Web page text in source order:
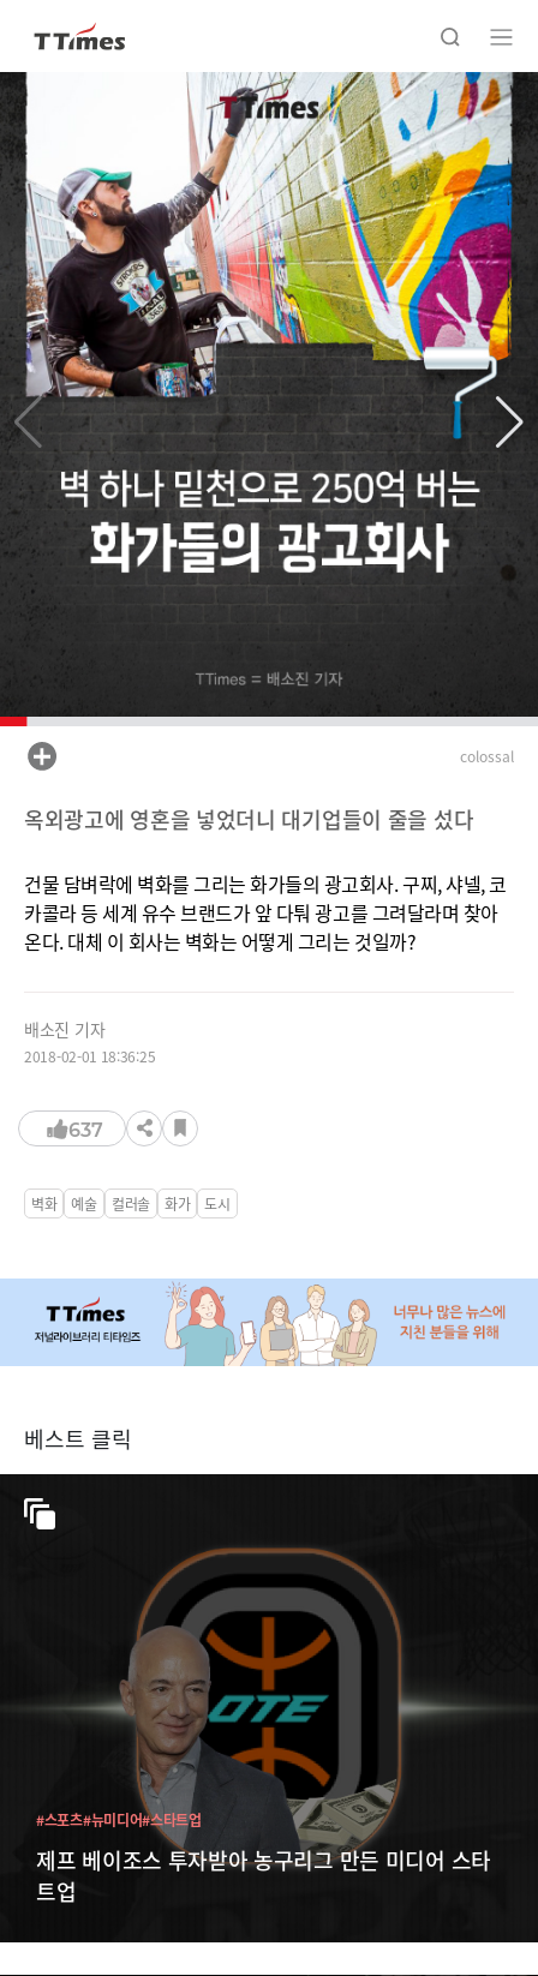
colossal
옥외광고에 영혼을 넣었더니 대기업들이 줄을 섰다
건물 담벼락에 벽화를 그리는 화가들의 광고회사. 구찌, 샤넬, 코
카콜라 등 세계 유수 브랜드가 앞 다퉈 광고를 그려달라며 찾아
온다. 대체 이 회사는 벽화는 어떻게 그리는 것일까?
배소진 기자
2018-02-01 18:36:25
637
벽화 예술 컬러솔 화가 도시
베스트 클릭
제프 베이조스 투자받아 농구리그 만든 미디어 스타
트업
#스포츠#뉴미디어#스타트업